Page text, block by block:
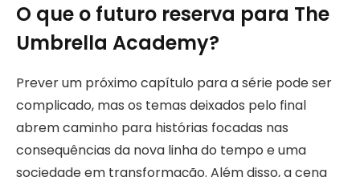
O que o futuro reserva para The
Umbrella Academy?
Prever um próximo capítulo para a série pode ser
complicado, mas os temas deixados pelo final
abrem caminho para histórias focadas nas
consequências da nova linha do tempo e uma
sociedade em transformação. Além disso, a cena